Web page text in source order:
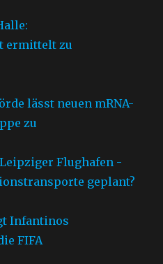
ermittelt zu
lässt neuen mRNA-
zu
Flughafen -
geplant?
Infantinos
FIFA